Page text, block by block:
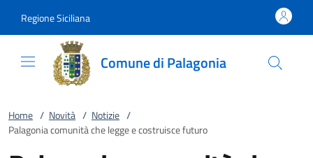
Regione Siciliana
Comune di Palagonia
Home / Novità / Notizie /
Palagonia comunità che legge e costruisce futuro